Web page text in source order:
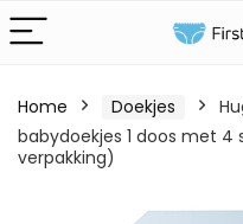
Home Doekjes
babydoekjes 1 doos met 4
verpakking)